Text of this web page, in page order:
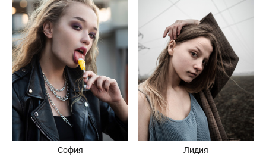
София Лидия